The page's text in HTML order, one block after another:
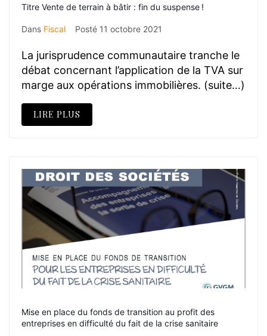
Titre Vente de terrain à bâtir : fin du suspense !
Dans Fiscal Posté 11 octobre 2021
La jurisprudence communautaire tranche le
débat concernant l’application de la TVA sur
marge aux opérations immobilières. (suite…)
LIRE PLUS
Mise en place du fonds de transition au profit des
entreprises en difficulté du fait de la crise sanitaire